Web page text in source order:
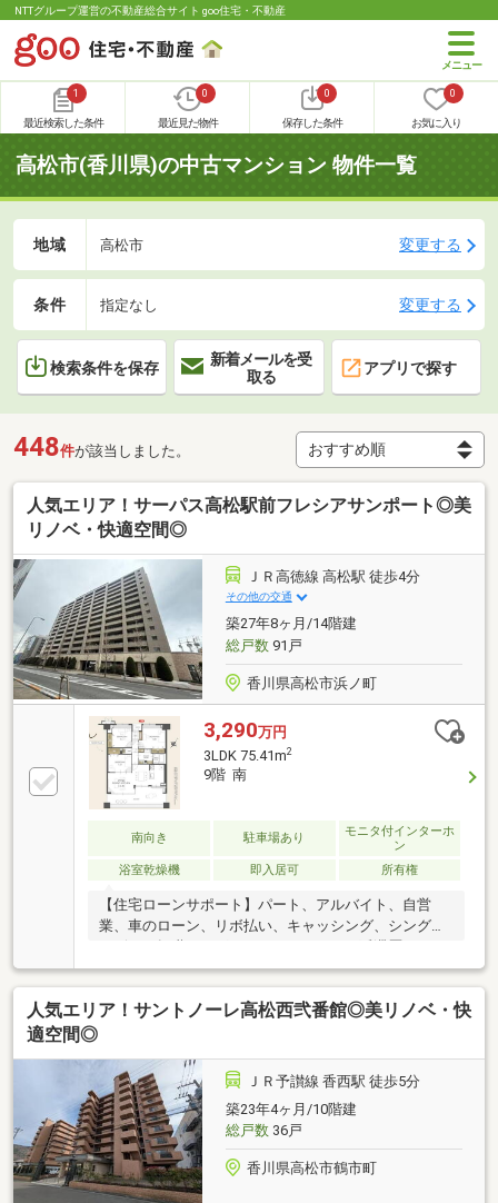
NTTグループ運営の不動産総合サイト goo住宅・不動産
1
最近検索した条件
0
最近見た物件
0
保存した条件
0
お気に入り
高松市(香川県)の中古マンション 物件一覧
地域 高松市 変更する
条件 指定なし 変更する
検索条件を保存
新着メールを受
取る
アプリで探す
448件が該当しました。
人気エリア！サーパス高松駅前フレシアサンポート◎美
リノベ・快適空間◎
ＪＲ高徳線 高松駅 徒歩4分
その他の交通
築27年8ヶ月/14階建
総戸数91戸
香川県高松市浜ノ町
3,290万円
3LDK 75.41m2
9階 南
南向き 駐車場あり
モニタ付インターホ
ン
浴室乾燥機
即入居可 所有権
【住宅ローンサポート】パート、アルバイト、自営
業、車のローン、リボ払い、キャッシング、シングル
マザー、転職したばかり、クレジットの延滞歴がある
など住宅ローン審査が不安、「自分は無理かも…」と
いう方ほどご相談ください！▼審査通過例・年収300
万＋車ローン／勤続1年→通過・年収260万／シングル
収180万円→承無理な営業はいたしません。通る方法
を一緒に探します。087-810-3147／【見学予約】から
も受付中
人気エリア！サントノーレ高松西弐番館◎美リノベ・快
適空間◎
ＪＲ予讃線 香西駅 徒歩5分
築23年4ヶ月/10階建
総戸数36戸
香川県高松市鶴市町